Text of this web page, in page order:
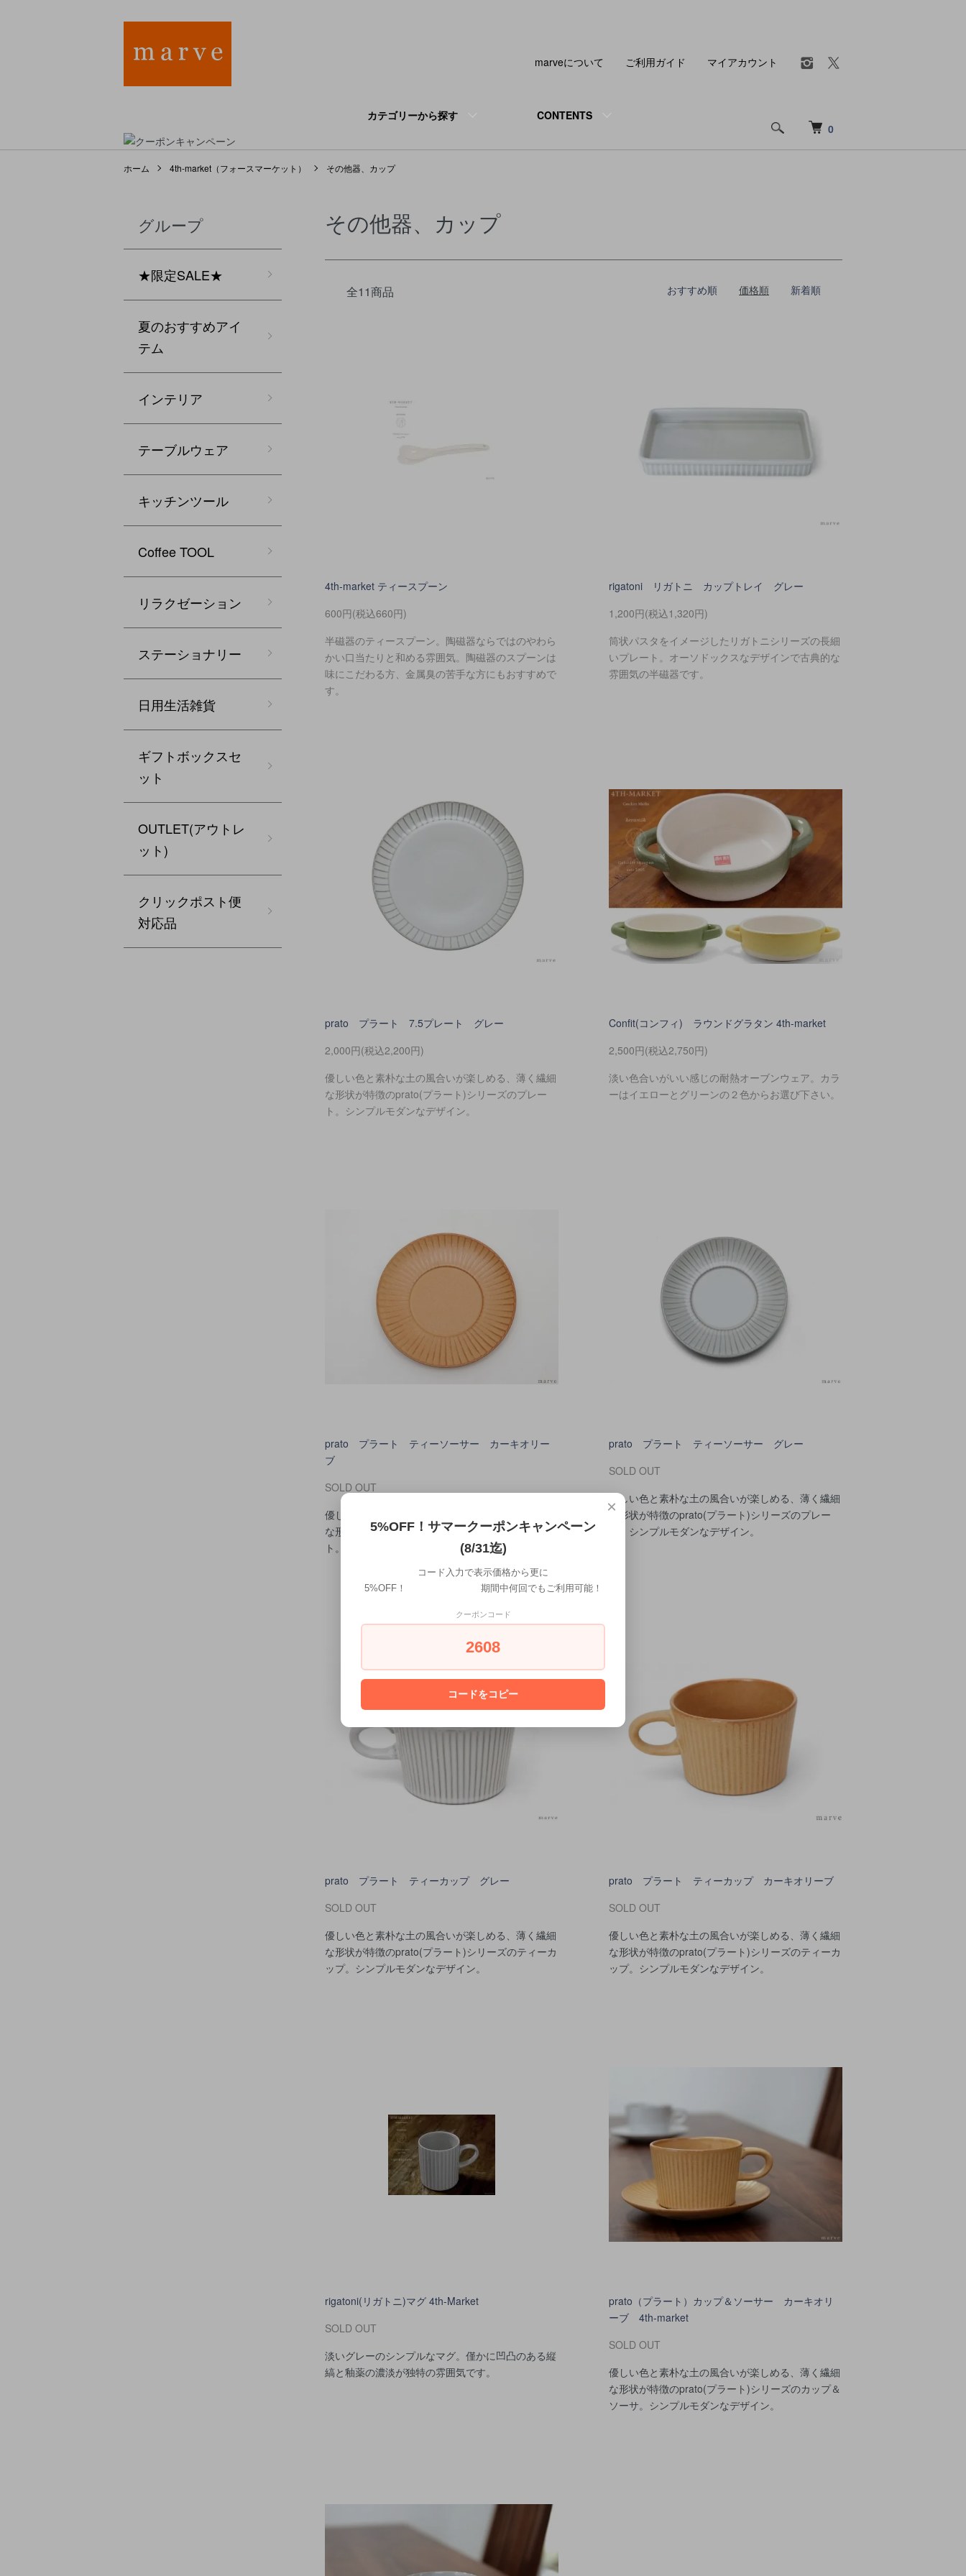
0
カテゴリーから探す CONTENTS
marveについて ご利用ガイド マイアカウント
ホーム 4th-market（フォースマーケット） その他器、カップ
その他器、カップ
全11商品 おすすめ順 価格順 新着順
4th-market ティースプーン
600円(税込660円)
半磁器のティースプーン。陶磁器ならではのやわら
かい口当たりと和める雰囲気。陶磁器のスプーンは
味にこだわる方、金属臭の苦手な方にもおすすめで
す。
rigatoni リガトニ カップトレイ グレー
1,200円(税込1,320円)
筒状パスタをイメージしたリガトニシリーズの長細
いプレート。オーソドックスなデザインで古典的な
雰囲気の半磁器です。
prato プラート 7.5プレート グレー
2,000円(税込2,200円)
優しい色と素朴な土の風合いが楽しめる、薄く繊細
な形状が特徴のprato(プラート)シリーズのプレー
ト。シンプルモダンなデザイン。
Confit(コンフィ) ラウンドグラタン 4th-market
2,500円(税込2,750円)
淡い色合いがいい感じの耐熱オーブンウェア。カラ
ーはイエローとグリーンの２色からお選び下さい。
prato プラート ティーソーサー カーキオリー
ブ
SOLD OUT
優しい色と素朴な土の風合いが楽しめる、薄く繊細
な形状が特徴のprato(プラート)シリーズのプレー
ト。シンプルモダンなデザイン。
prato プラート ティーソーサー グレー
SOLD OUT
優しい色と素朴な土の風合いが楽しめる、薄く繊細
な形状が特徴のprato(プラート)シリーズのプレー
ト。シンプルモダンなデザイン。
prato プラート ティーカップ グレー
SOLD OUT
優しい色と素朴な土の風合いが楽しめる、薄く繊細
な形状が特徴のprato(プラート)シリーズのティーカ
ップ。シンプルモダンなデザイン。
prato プラート ティーカップ カーキオリーブ
SOLD OUT
優しい色と素朴な土の風合いが楽しめる、薄く繊細
な形状が特徴のprato(プラート)シリーズのティーカ
ップ。シンプルモダンなデザイン。
rigatoni(リガトニ)マグ 4th-Market
SOLD OUT
淡いグレーのシンプルなマグ。僅かに凹凸のある縦
縞と釉薬の濃淡が独特の雰囲気です。
prato（プラート）カップ＆ソーサー カーキオリ
ーブ 4th-market
SOLD OUT
優しい色と素朴な土の風合いが楽しめる、薄く繊細
な形状が特徴のprato(プラート)シリーズのカップ＆
ソーサ。シンプルモダンなデザイン。
グループ
★限定SALE★
夏のおすすめアイ
テム
インテリア
テーブルウェア
キッチンツール
Coffee TOOL
リラクゼーション
ステーショナリー
日用生活雑貨
ギフトボックスセ
ット
OUTLET(アウトレ
ット)
クリックポスト便
対応品
×
5%OFF！サマークーポンキャンペーン
(8/31迄)
コード入力で表示価格から更に
5%OFF！ 期間中何回でもご利用可能！
クーポンコード
2608
コードをコピー